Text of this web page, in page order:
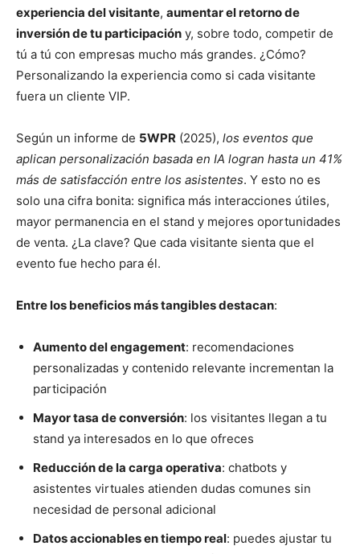
experiencia del visitante, aumentar el retorno de
inversión de tu participación y, sobre todo, competir de
tú a tú con empresas mucho más grandes. ¿Cómo?
Personalizando la experiencia como si cada visitante
fuera un cliente VIP.
Según un informe de 5WPR (2025), los eventos que
aplican personalización basada en IA logran hasta un 41%
más de satisfacción entre los asistentes. Y esto no es
solo una cifra bonita: significa más interacciones útiles,
mayor permanencia en el stand y mejores oportunidades
de venta. ¿La clave? Que cada visitante sienta que el
evento fue hecho para él.
Entre los beneficios más tangibles destacan:
Aumento del engagement: recomendaciones
personalizadas y contenido relevante incrementan la
participación
Mayor tasa de conversión: los visitantes llegan a tu
stand ya interesados en lo que ofreces
Reducción de la carga operativa: chatbots y
asistentes virtuales atienden dudas comunes sin
necesidad de personal adicional
Datos accionables en tiempo real: puedes ajustar tu